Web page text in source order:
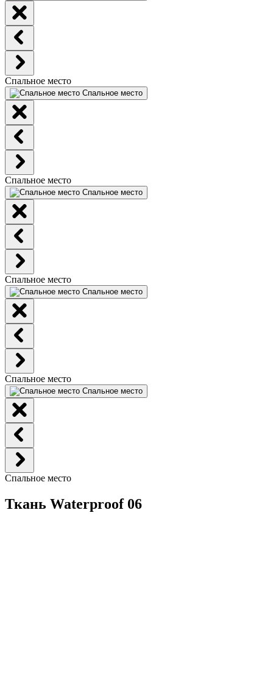
Спальное место
Спальное место
Спальное место
Спальное место
Спальное место
Спальное место
Спальное место
Спальное место
Спальное место
Ткань Waterproof 06